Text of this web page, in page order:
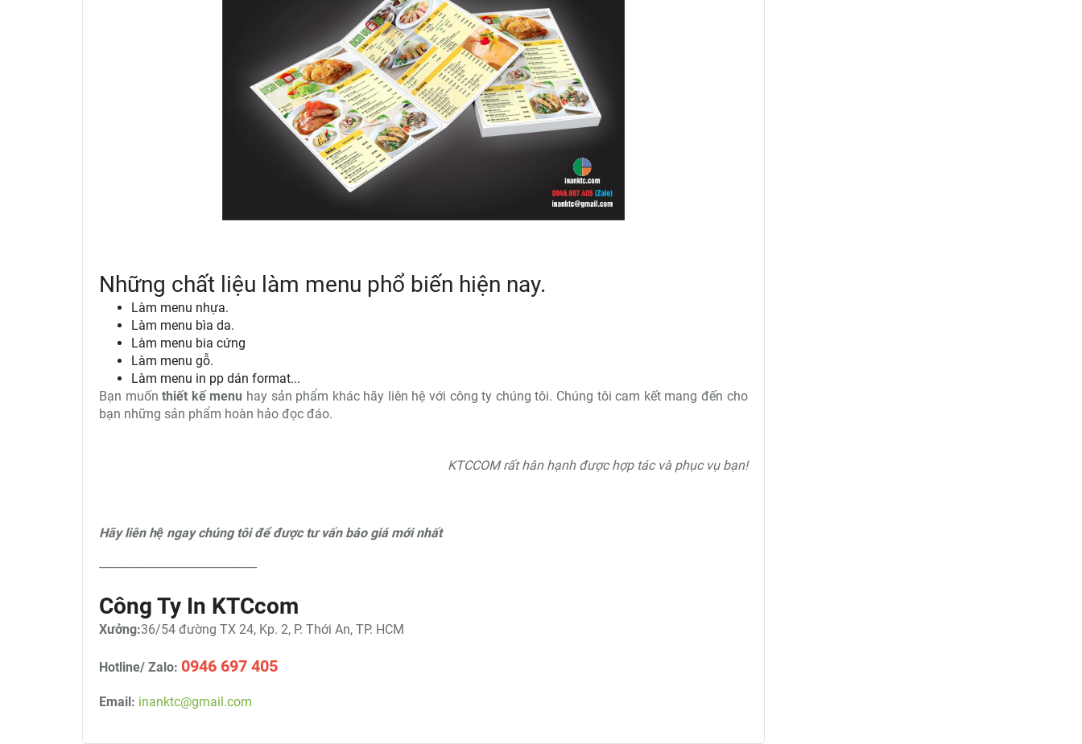
Những chất liệu làm menu phổ biến hiện nay.
Làm menu nhựa.
Làm menu bìa da.
Làm menu bia cứng
Làm menu gỗ.
Làm menu in pp dán format...
Bạn muốnthiết kế menu hay sản phẩm khác hãy liên hệ với công ty chúng tôi. Chúng tôi cam kết mang đến cho
bạn những sản phẩm hoàn hảo đọc đáo.
KTCCOM rất hân hạnh được hợp tác và phục vụ bạn!
Hãy liên hệ ngay chúng tôi để được tư vấn báo giá mới nhất
-------------------------------------------------
Công Ty In KTCcom
Xưởng:36/54 đường TX 24, Kp. 2, P. Thới An, TP. HCM
Hotline/ Zalo: 0946 697 405
Email: inanktc@gmail.com